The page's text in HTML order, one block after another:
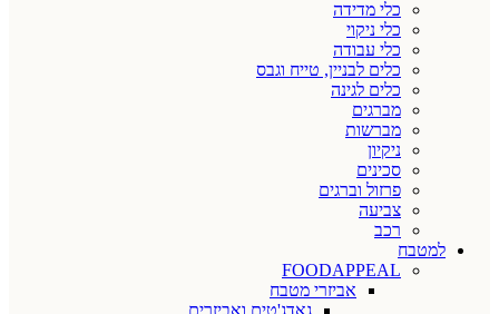
כלי מדידה
כלי ניקוי
כלי עבודה
כלים לבניין, טייח וגבס
כלים לגינה
מברגים
מברשות
ניקיון
סכינים
פרזול וברגים
צביעה
רכב
למטבח
FOODAPPEAL
אביזרי מטבח
גאדג'טים ואביזרים